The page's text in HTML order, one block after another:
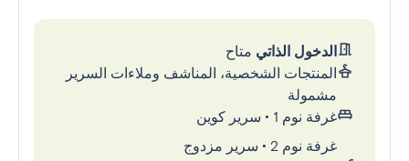
الدخول الذاتي متاح
المنتجات الشخصية، المناشف وملاءات السرير
مشمولة
غرفة نوم 1
• سرير كوين
غرفة نوم 2
• سرير مزدوج